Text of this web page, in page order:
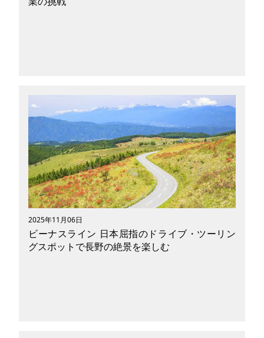
かつては国家による夢のプロジェクトとされてい
た宇宙開発。しかし今、その主役が徐々に民間企
業へと移り変わろうとしています。日本において
も、自動車メーカーやスタートアップがロケット
開発に参入し、政府機関と連携しながら新たな宇
宙産業の地平を切り拓いています。本記事では、
日本のロケット開発の歩みと現状をふまえなが
ら、民間企業の挑戦、JAXAとの協業体制、そし
て宇宙利用の未来について、わかりやすく解説し
ます。
2025年11月06日
ビーナスライン 日本屈指のドライブ・ツーリン
グスポットで長野の絶景を楽しむ